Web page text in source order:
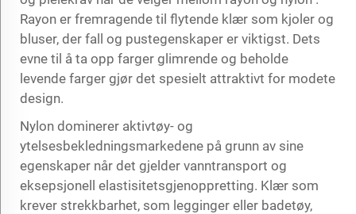
Rayon er fremragende til flytende klær som kjoler og
bluser, der fall og pustegenskaper er viktigst. Dets
evne til å ta opp farger glimrende og beholde
levende farger gjør det spesielt attraktivt for modete
design.
Nylon dominerer aktivtøy- og
ytelsesbekledningsmarkedene på grunn av sine
egenskaper når det gjelder vanntransport og
eksepsjonell elastisitetsgjenoppretting. Klær som
krever strekkbarhet, som legginger eller badetøy,